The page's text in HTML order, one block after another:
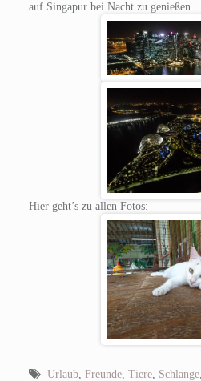
auf Singapur bei Nacht zu genießen.
Hier geht’s zu allen Fotos:
Urlaub, Freunde, Tiere, Schlange,